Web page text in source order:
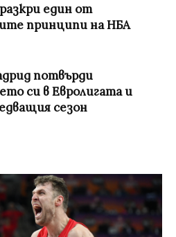
един от
принципи на НБА
потвърди
си в Евролигата и
сезон